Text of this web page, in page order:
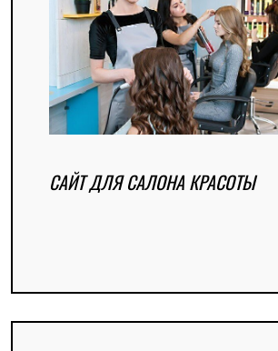
САЙТ ДЛЯ САЛОНА КРАСОТЫ